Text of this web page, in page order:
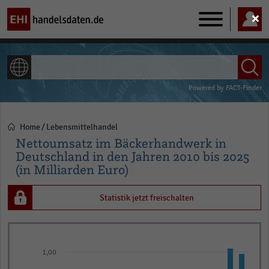
Main
navigation
Powered by FACT-Finder
Pfadnavigation
Home Lebensmittelhandel
Nettoumsatz im Bäckerhandwerk in
Deutschland in den Jahren 2010 bis 2025
(in Milliarden Euro)
Statistik jetzt freischalten
1,00